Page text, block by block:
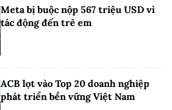
Meta bị buộc nộp 567 triệu USD vì
tác động đến trẻ em
ACB lọt vào Top 20 doanh nghiệp
phát triển bền vững Việt Nam